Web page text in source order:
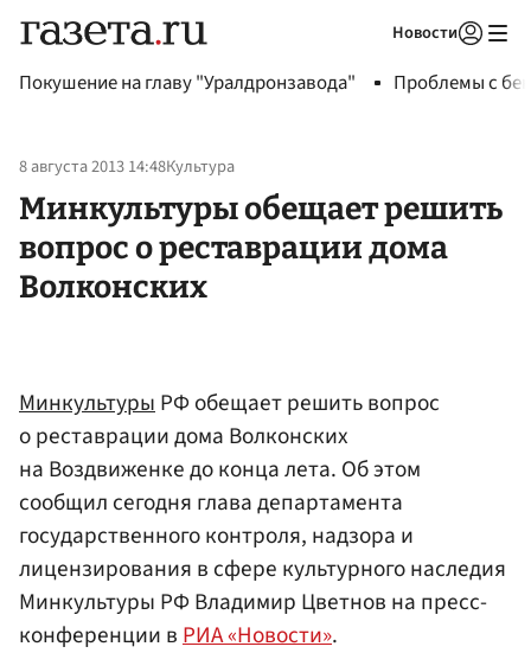
Новости
Покушение на главу "Уралдронзавода" Проблемы с
8 августа 2013 14:48Культура
Минкультуры обещает решить
вопрос о реставрации дома
Волконских
МинкультурыРФ обещает решить вопрос
о реставрации дома Волконских
на Воздвиженке до конца лета. Об этом
сообщил сегодня глава департамента
государственного контроля, надзора и
лицензирования в сфере культурного наследия
Минкультуры РФ Владимир Цветнов на пресс-
конференции вРИА «Новости».